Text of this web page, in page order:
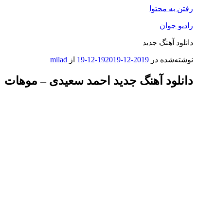
رفتن به محتوا
رادیو جوان
دانلود آهنگ جدید
نوشته‌شده در 2019-12-19
2019-12-19 از milad
دانلود آهنگ جدید احمد سعیدی – موهات